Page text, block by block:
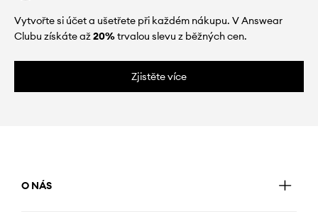
Vytvořte si účet a ušetřete při každém nákupu. V Answear
Clubu získáte až20%trvalou slevu z běžných cen.
Zjistěte více
O NÁS